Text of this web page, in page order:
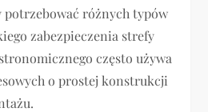
potrzebować różnych typów
zabezpieczenia strefy
często używa
o prostej konstrukcji